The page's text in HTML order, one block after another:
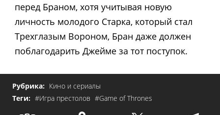
перед Браном, хотя учитывая новую
личность молодого Старка, который стал
Трехглазым Вороном, Бран даже должен
поблагодарить Джейме за тот поступок.
Рубрика: Кино и сериалы
Теги: #Игра престолов #Game of Thrones